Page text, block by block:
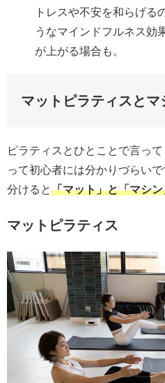
トレスや不安を和らげる
うなマインドフルネス効
が上がる場合も。
マットピラティスとマ
ピラティスとひとことで言っ
って初心者には分かりづらい
分けると「マット」と「マシン
マットピラティス